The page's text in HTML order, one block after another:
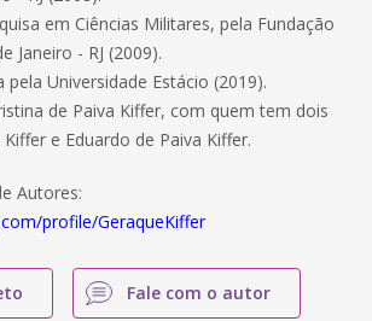
em Ciências Militares, pela Fundação
Janeiro - RJ (2009).
Universidade Estácio (2019).
de Paiva Kiffer, com quem tem dois
e Eduardo de Paiva Kiffer.
Autores:
profile/GeraqueKiffer
Fale com o autor